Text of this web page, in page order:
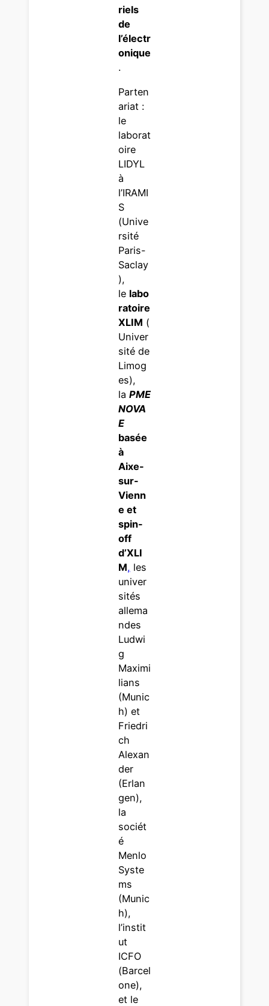
riels
de
l’électr
onique
.
Parten
ariat :
le
laborat
oire
LIDYL
à
l’IRAMI
S
(Unive
rsité
Paris-
Saclay
),
le labo
ratoire
XLIM (
Univer
sité de
Limog
es),
la PME
NOVA
E
basée
à
Aixe-
sur-
Vienn
e et
spin-
off
d’XLI
M, les
univer
sités
allema
ndes
Ludwi
g
Maximi
lians
(Munic
h) et
Friedri
ch
Alexan
der
(Erlan
gen),
la
sociét
é
Menlo
Syste
ms
(Munic
h),
l’instit
ut
ICFO
(Barcel
one),
et le